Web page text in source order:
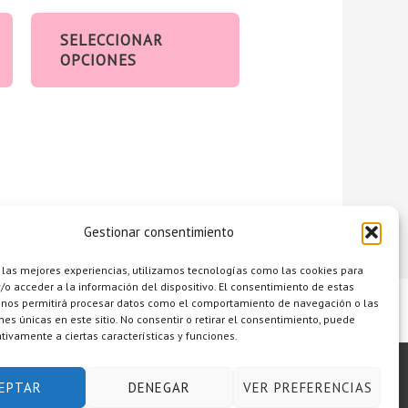
Gestionar consentimiento
las mejores experiencias, utilizamos tecnologías como las cookies para
o acceder a la información del dispositivo. El consentimiento de estas
permitirá procesar datos como el comportamiento de navegación o las
únicas en este sitio. No consentir o retirar el consentimiento, puede
a ciertas características y funciones.
DENEGAR VER PREFERENCIAS
SELECCIONAR
OPCIONES
página
Mapa del sitio Política de cookies (UE)